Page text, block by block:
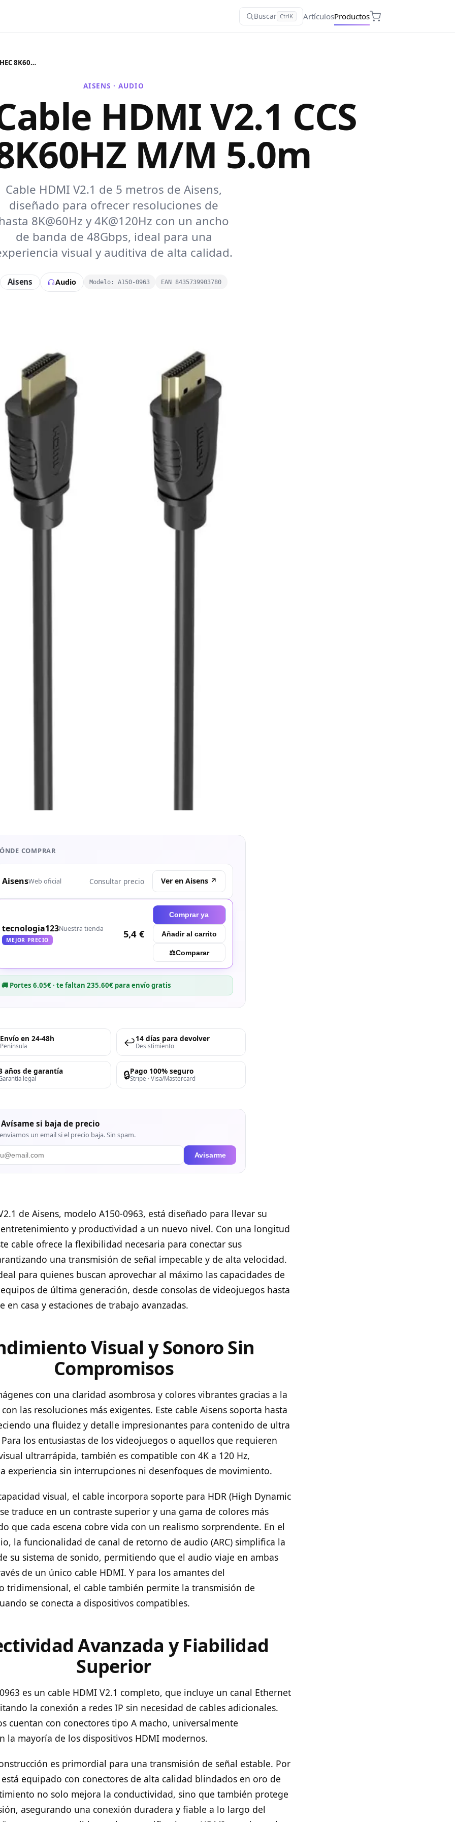
Buscar CtrlK ArtículosProductos
Aisens Cable HDMI V2.1 CCS HEC 8K60HZ M/M 5.0m
AISENS ·AUDIO
HDMI V2.1 CCS
M/M 5.0m
Cable HDMI V2.1 de 5 metros de Aisens,
diseñado para ofrecer resoluciones de
8K@60Hz y 4K@120Hz con un ancho
de banda de 48Gbps, ideal para una
visual y auditiva de alta calidad.
Aisens Audio Modelo: A150-0963 EAN 8435739903780
COMPRAR
AisensWeb oficial Consultar precio Ver en Aisens ↗
tecnologia123Nuestra tienda
MEJOR PRECIO
5,4 €
Comprar ya
Añadir al carrito
⚖︎Comparar
🚚 Portes 6.05€ · te faltan 235.60€ para envío gratis
Envío en 24-48h
Península ↩️14 días para devolver
Desistimiento
años de garantía
legal 🔒Pago 100% seguro
Stripe · Visa/Mastercard
Avísame si baja de precio
un email si el precio baja. Sin spam.
Avisarme
de Aisens, modelo A150-0963, está diseñado para llevar su
y productividad a un nuevo nivel. Con una longitud
cable ofrece la flexibilidad necesaria para conectar sus
una transmisión de señal impecable y de alta velocidad.
para quienes buscan aprovechar al máximo las capacidades de
de última generación, desde consolas de videojuegos hasta
en casa y estaciones de trabajo avanzadas.
Visual y Sonoro Sin
Compromisos
con una claridad asombrosa y colores vibrantes gracias a la
las resoluciones más exigentes. Este cable Aisens soporta hasta
una fluidez y detalle impresionantes para contenido de ultra
los entusiastas de los videojuegos o aquellos que requieren
ultrarrápida, también es compatible con 4K a 120 Hz,
experiencia sin interrupciones ni desenfoques de movimiento.
visual, el cable incorpora soporte para HDR (High Dynamic
traduce en un contraste superior y una gama de colores más
que cada escena cobre vida con un realismo sorprendente. En el
la funcionalidad de canal de retorno de audio (ARC) simplifica la
su sistema de sonido, permitiendo que el audio viaje en ambas
de un único cable HDMI. Y para los amantes del
tridimensional, el cable también permite la transmisión de
se conecta a dispositivos compatibles.
Avanzada y Fiabilidad
Superior
es un cable HDMI V2.1 completo, que incluye un canal Ethernet
la conexión a redes IP sin necesidad de cables adicionales.
cuentan con conectores tipo A macho, universalmente
la mayoría de los dispositivos HDMI modernos.
es primordial para una transmisión de señal estable. Por
equipado con conectores de alta calidad blindados en oro de
no solo mejora la conductividad, sino que también protege
asegurando una conexión duradera y fiable a lo largo del